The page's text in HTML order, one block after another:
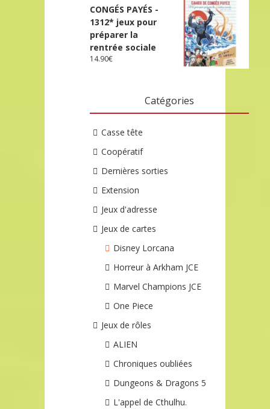
CONGÉS PAYÉS -
1312* jeux pour
préparer la
rentrée sociale
14.90€
Catégories
Casse tête
Coopératif
Dernières sorties
Extension
Jeux d'adresse
Jeux de cartes
Disney Lorcana
Horreur à Arkham JCE
Marvel Champions JCE
One Piece
Jeux de rôles
ALIEN
Chroniques oubliées
Dungeons & Dragons 5
L'appel de Cthulhu.